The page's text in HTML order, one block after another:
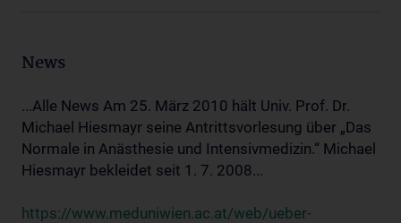
News
...Alle News Am 25. März 2010 hält Univ. Prof. Dr.
Michael Hiesmayr seine Antrittsvorlesung über „Das
Normale in Anästhesie und Intensivmedizin.“ Michael
Hiesmayr bekleidet seit 1. 7. 2008...
https://www.meduniwien.ac.at/web/ueber-